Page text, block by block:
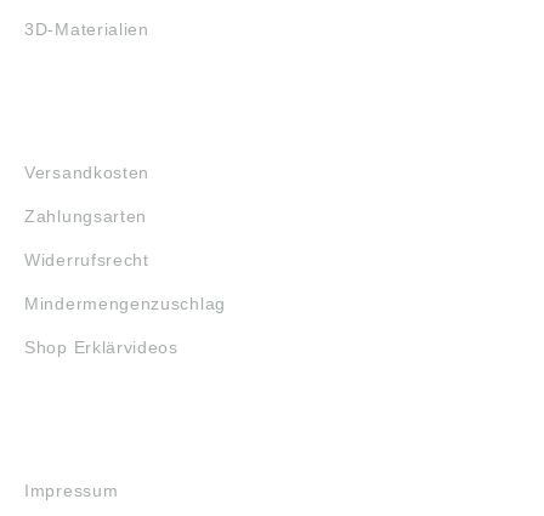
3D-Materialien
Versandkosten
Zahlungsarten
Widerrufsrecht
Mindermengenzuschlag
Shop Erklärvideos
Impressum